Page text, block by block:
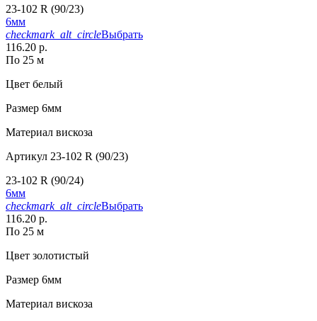
23-102 R (90/23)
6мм
checkmark_alt_circleВыбрать
116.20 р.
По 25 м
Цвет белый
Размер 6мм
Материал вискоза
Артикул 23-102 R (90/23)
23-102 R (90/24)
6мм
checkmark_alt_circleВыбрать
116.20 р.
По 25 м
Цвет золотистый
Размер 6мм
Материал вискоза